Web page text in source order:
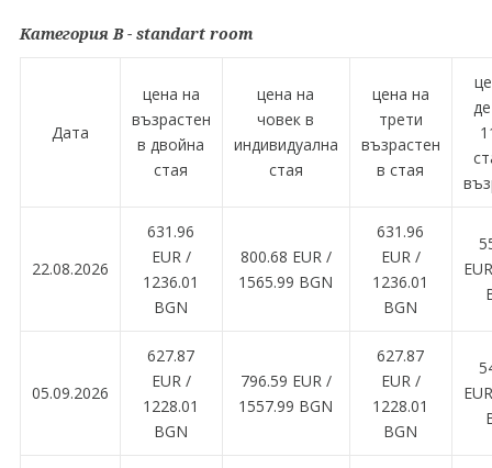
Категория B - standart room
Дата
цена на
възрастен
в двойна
стая
цена на
човек в
индивидуална
стая
цена на
трети
възрастен
в стая
22.08.2026
631.96
EUR /
1236.01
BGN
800.68 EUR /
1565.99 BGN
631.96
EUR /
1236.01
BGN
05.09.2026
627.87
EUR /
1228.01
BGN
796.59 EUR /
1557.99 BGN
627.87
EUR /
1228.01
BGN